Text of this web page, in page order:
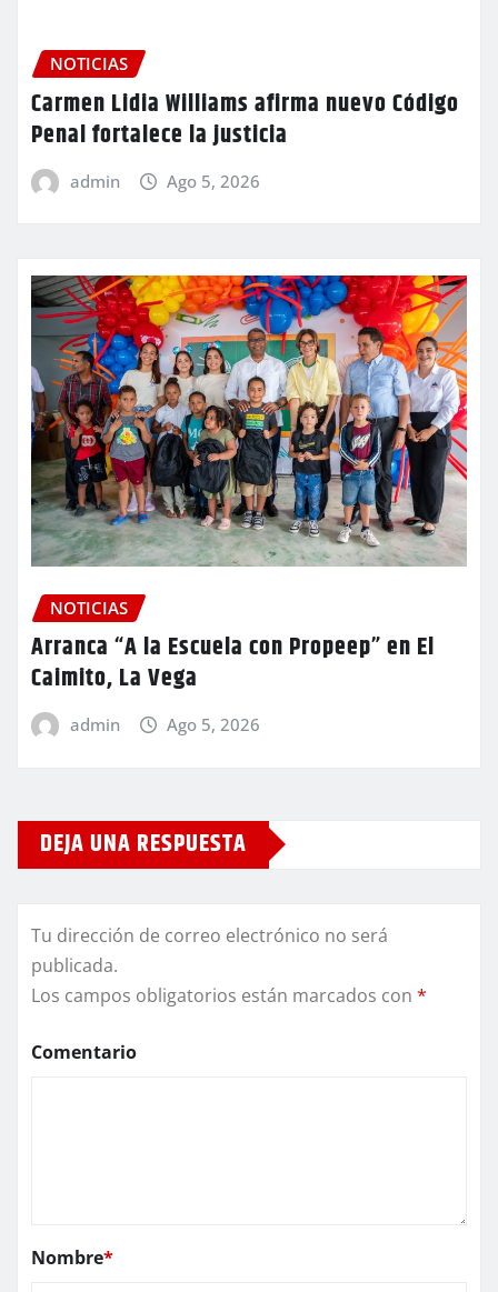
NOTICIAS
Carmen Lidia Williams afirma nuevo Código
Penal fortalece la justicia
admin Ago 5, 2026
NOTICIAS
Arranca “A la Escuela con Propeep” en El
Caimito, La Vega
admin Ago 5, 2026
DEJA UNA RESPUESTA
Tu dirección de correo electrónico no será
publicada.
Los campos obligatorios están marcados con *
Comentario
Nombre*